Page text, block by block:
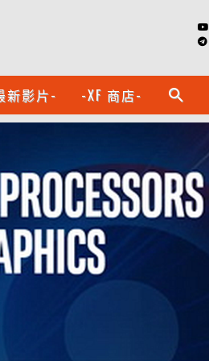
新影片- -XF 商店- search